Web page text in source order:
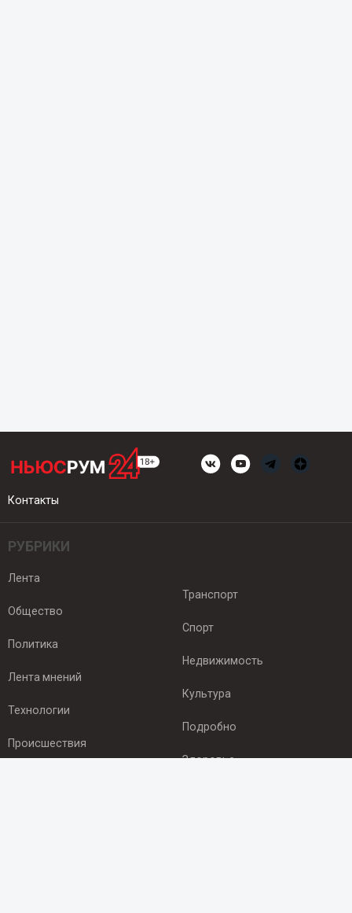
Контакты
РУБРИКИ
Лента
Общество
Политика
Лента мнений
Технологии
Происшествия
Транспорт
Спорт
Недвижимость
Культура
Подробно
Здоровье